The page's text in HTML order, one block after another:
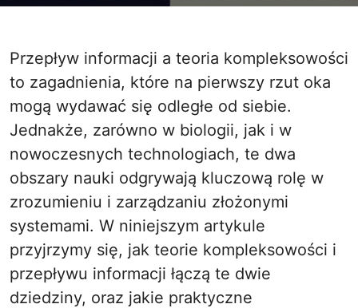
Przepływ informacji a teoria kompleksowości
to zagadnienia, które na pierwszy rzut oka
mogą wydawać się odległe od siebie.
Jednakże, zarówno w biologii, jak i w
nowoczesnych technologiach, te dwa
obszary nauki odgrywają kluczową rolę w
zrozumieniu i zarządzaniu złożonymi
systemami. W niniejszym artykule
przyjrzymy się, jak teorie kompleksowości i
przepływu informacji łączą te dwie
dziedziny, oraz jakie praktyczne